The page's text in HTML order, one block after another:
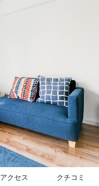
アクセス クチコミ